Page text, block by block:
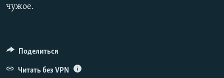
чужое.
Поделиться
Читать без VPN